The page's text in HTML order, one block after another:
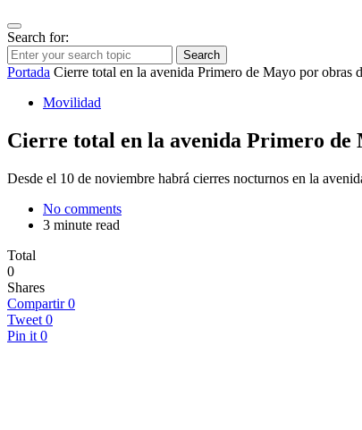
Search for:
Search
Portada Cierre total en la avenida Primero de Mayo por obras
Movilidad
Cierre total en la avenida Primero de
Desde el 10 de noviembre habrá cierres nocturnos en la
No comments
3 minute read
Total
0
Shares
Compartir 0
Tweet 0
Pin it 0